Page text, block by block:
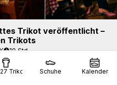
Trikots Schuhe Kalender
Trikot veröffentlicht –
Trikots
10 Std.